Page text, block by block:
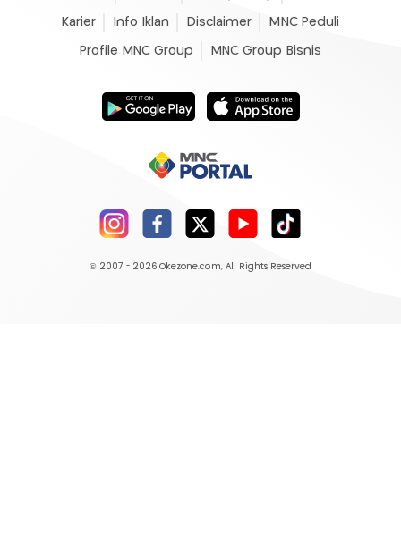
Karier Info Iklan Disclaimer MNC Peduli
Profile MNC Group MNC Group Bisnis
© 2007 - 2026 Okezone.com, All Rights Reserved